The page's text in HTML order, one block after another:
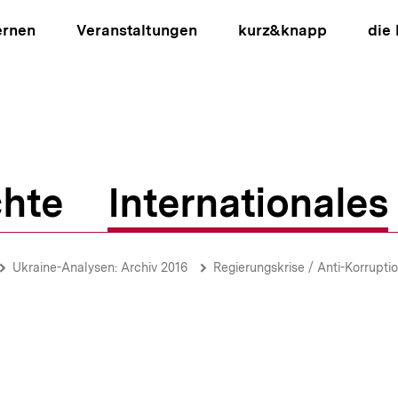
Veranstaltungen kurz&knapp die
Internationales
Ukraine-Analysen: Archiv 2016 Regierungskrise / Anti-